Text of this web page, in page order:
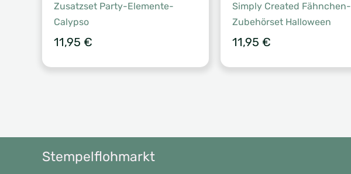
Zusatzset Party-Elemente-
Calypso
11,95 €
Simply Created Fähnchen-
Zubehörset Halloween
11,95 €
Stempelflohmarkt